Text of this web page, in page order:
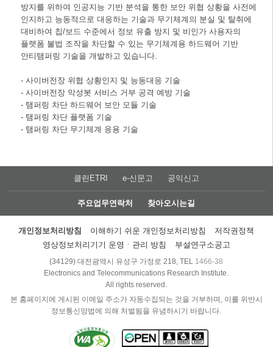
방지를 위하여 인공지능 기반 분석을 통한 보안 위협 상황을 사전에
인지하고 능동적으로 대응하는 기술과 무기체계의 분실 및 탈취에
대비하여 칩/보드 수준에서 정보 유출 방지 및 비인가 사용자의
플랫폼 불법 조작을 차단할 수 있는 무기체계용 하드웨어 기반
안티탬퍼링 기술을 개발하고 있습니다.
- 사이버전장 위협 상황인지 및 능동대응 기술
- 사이버전장 악성봇 서비스 거부 공격 예방 기술
- 탬퍼링 차단 하드웨어 보안 모듈 기술
- 탬퍼링 차단 플랫폼 기술
- 탬퍼링 차단 무기체계 응용 기술
클린ETRI e-신문고 공익신고
주요업무연락처 찾아오시는길
개인정보처리방침 이해하기 쉬운 개인정보처리방침
저작권정책
영상정보처리기기 운영ㆍ관리 방침
부설연구소공고
(34129) 대전광역시 유성구 가정로 218, TEL 1466-38
Electronics and Telecommunications Research Institute.
All rights reserved.
본 홈페이지에 게시된 이메일 주소가 자동수집되는 것을 거부하며, 이를 위반시
정보통신망법에 의해 처벌됨을 유념하시기 바랍니다.